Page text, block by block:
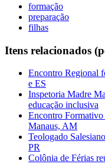
formação
preparação
filhas
Itens relacionados
Encontro Regional
e ES
Inspetoria Madre
educação inclusiva
Encontro Formativo
Manaus, AM
Teologado
PR
Colônia de Férias